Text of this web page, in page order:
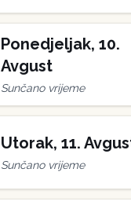
Ponedjeljak, 10.
Avgust
Sunčano vrijeme
Utorak, 11.
Sunčano vrijeme